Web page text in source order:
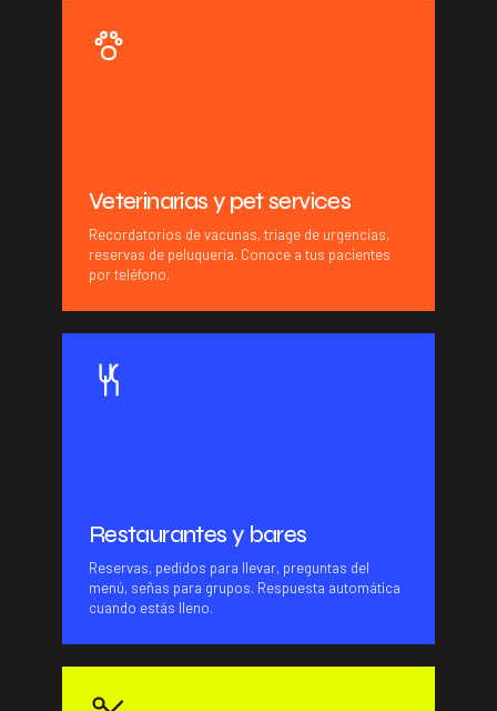
Veterinarias y pet services
Recordatorios de vacunas, triage de urgencias,
reservas de peluquería. Conoce a tus pacientes
por teléfono.
Restaurantes y bares
Reservas, pedidos para llevar, preguntas del
menú, señas para grupos. Respuesta automática
cuando estás lleno.